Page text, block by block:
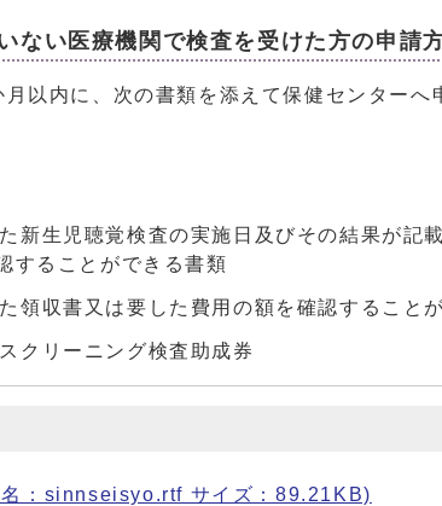
ない医療機関で検査を受けた方の申請
以内に、次の書類を添えて保健センターへ
新生児聴覚検査の実施日及びその結果が記
することができる書類
領収書又は要した費用の額を確認すること
クリーニング検査助成券
名：sinnseisyo.rtf サイズ：89.21KB)